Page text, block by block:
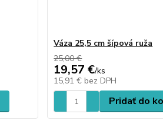
Váza 25,5 cm šípová ruža
25,00 €
19,57 €/ks
15,91 € bez DPH
Pridať do